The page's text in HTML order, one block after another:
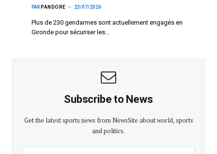
PAR PANDORE 23/07/2026
Plus de 230 gendarmes sont actuellement engagés en
Gironde pour sécuriser les…
Subscribe to News
Get the latest sports news from NewsSite about world, sports
and politics.